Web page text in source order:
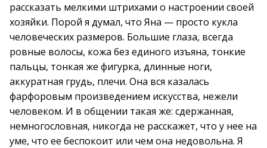
рассказать мелкими штрихами о настроении своей
хозяйки. Порой я думал, что Яна — просто кукла
человеческих размеров. Большие глаза, всегда
ровные волосы, кожа без единого изъяна, тонкие
пальцы, тонкая же фигурка, длинные ноги,
аккуратная грудь, плечи. Она вся казалась
фарфоровым произведением искусства, нежели
человеком. И в общении такая же: сдержанная,
немногословная, никогда не расскажет, что у нее на
уме, что ее беспокоит или чем она недовольна. Я